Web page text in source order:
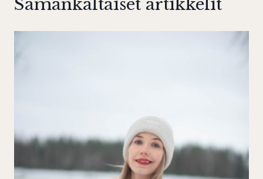
Samankaltaiset artikkelit